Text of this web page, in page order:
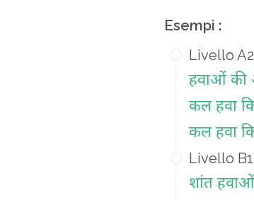
Esempi :
Livello A2
हवाओं की
कल हवा
कल हवा
Livello B1
शांत